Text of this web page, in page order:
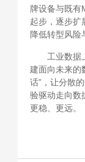
牌设备与既有
起步，逐步扩
降低转型风险
工业数据
建面向未来的
话”，让分散
验驱动走向数
更稳、更远。